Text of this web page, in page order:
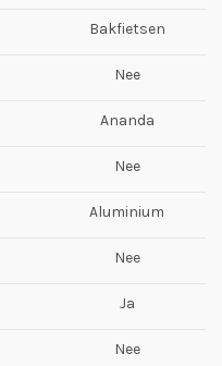
Bakfietsen
Nee
Ananda
Nee
Aluminium
Nee
Ja
Nee